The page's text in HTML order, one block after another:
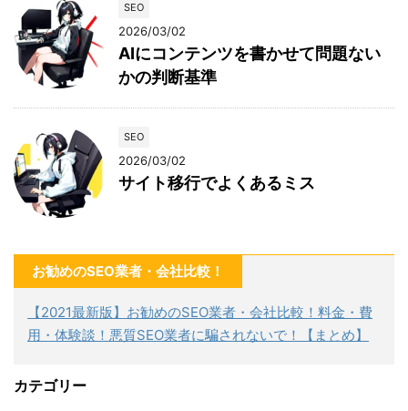
SEO
2026/03/02
AIにコンテンツを書かせて問題ない
かの判断基準
SEO
2026/03/02
サイト移行でよくあるミス
お勧めのSEO業者・会社比較！
【2021最新版】お勧めのSEO業者・会社比較！料金・費
用・体験談！悪質SEO業者に騙されないで！【まとめ】
カテゴリー